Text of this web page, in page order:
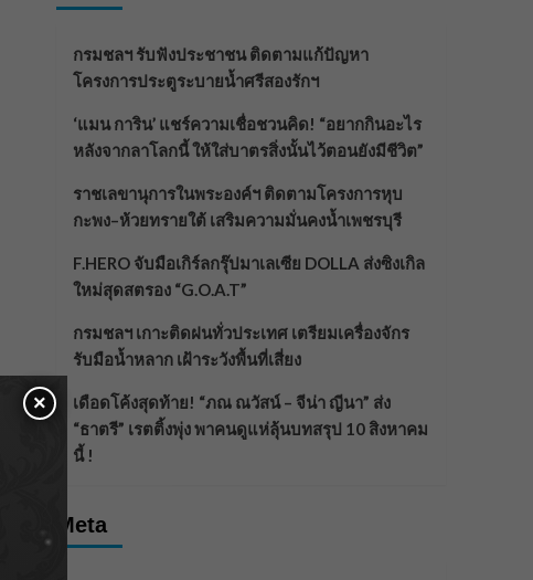
กรมชลฯ รับฟังประชาชน ติดตามแก้ปัญหา
โครงการประตูระบายน้ำศรีสองรักฯ
‘แมน การิน’ แชร์ความเชื่อชวนคิด! “อยากกินอะไร
หลังจากลาโลกนี้ ให้ใส่บาตรสิ่งนั้นไว้ตอนยังมีชีวิต”
ราชเลขานุการในพระองค์ฯ ติดตามโครงการหุบ
กะพง–ห้วยทรายใต้ เสริมความมั่นคงน้ำเพชรบุรี
F.HERO จับมือเกิร์ลกรุ๊ปมาเลเซีย DOLLA ส่งซิงเกิล
ใหม่สุดสตรอง “G.O.A.T”
กรมชลฯ เกาะติดฝนทั่วประเทศ เตรียมเครื่องจักร
รับมือน้ำหลาก เฝ้าระวังพื้นที่เสี่ยง
เดือดโค้งสุดท้าย! “ภณ ณวัสน์ – จีน่า ญีนา” ส่ง
“ธาตรี” เรตติ้งพุ่ง พาคนดูแห่ลุ้นบทสรุป 10 สิงหาคม
นี้ !
Meta
×